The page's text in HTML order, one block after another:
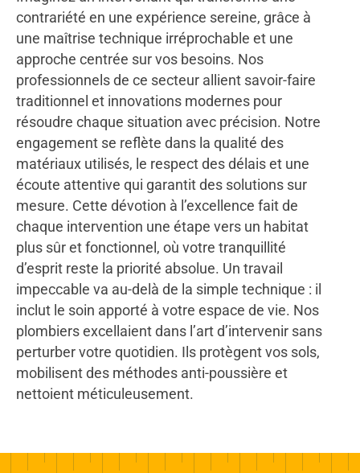
contrariété en une expérience sereine, grâce à
une maîtrise technique irréprochable et une
approche centrée sur vos besoins. Nos
professionnels de ce secteur allient savoir-faire
traditionnel et innovations modernes pour
résoudre chaque situation avec précision. Notre
engagement se reflète dans la qualité des
matériaux utilisés, le respect des délais et une
écoute attentive qui garantit des solutions sur
mesure. Cette dévotion à l’excellence fait de
chaque intervention une étape vers un habitat
plus sûr et fonctionnel, où votre tranquillité
d’esprit reste la priorité absolue. Un travail
impeccable va au-delà de la simple technique : il
inclut le soin apporté à votre espace de vie. Nos
plombiers excellaient dans l’art d’intervenir sans
perturber votre quotidien. Ils protègent vos sols,
mobilisent des méthodes anti-poussière et
nettoient méticuleusement.